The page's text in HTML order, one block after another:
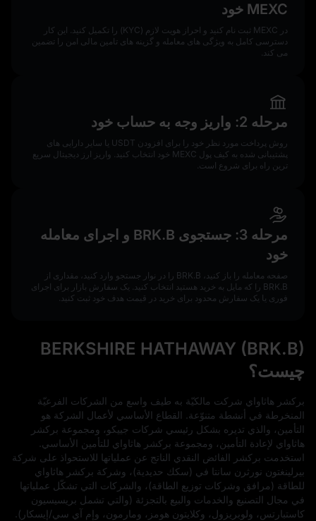
MEXC خود
در MEXC ثبت‌ نام کنید و احراز هویت لازم (KYC) را تکمیل کنید. این کار
دسترسی کامل به ویژگی‌ های معامله و گزینه‌ های تامین مالی امن را تضمین
می‌ کند.
مرحله 2: واریز وجه به حساب خود
روش پرداخت مورد نظر خود را برای افزودن USDT یا سایر دارایی‌ های
پشتیبانی شده به کیف پول MEXC خود انتخاب کنید. واریز ارز دیجیتال سریع‌
ترین راه برای شروع است.
مرحله 3: جستجوی BRK.B و اجرای معامله
خود
صفحه معامله را باز کنید، BRK.B را در نوار جستجو وارد کنید، مقداری از
BRK.B را که مایل به خرید هستید انتخاب کنید. یک سفارش بازار برای اجرای
فوری یا یک سفارش محدود برای خرید در قیمت هدف خود ثبت کنید.
BERKSHIRE HATHAWAY (BRK.B)
چیست؟
برکشر هاثاواي شركت مالكيّة به طيف واسع من الشركات الفرعيّة
المنخرطة في أنشطة متنوّعة. القطاع الأساسي لأعمال الشركة هو
التأمين، والذي تديره بشكل رئيسي شركات جييكو، ومجموعة بركشر
هاثاواي لإعادة التأمين، ومجموعة بركشر هاثاواي للتأمين الأساسي.
استخدمت بركشر الفائض النقدي الناتج عن عملياتها للاستحواذ على شركة
بيرلينغتون نورثرن سانتا في (سكك حديدية)، وشركة بركشر هاثاواي
للطاقة (مرافق وشركات توزيع الطاقة)، والشركات التي تشكّل عملياتها
في مجال التصنيع والخدمات والبيع بالتجزئة (والتي تشمل بريسيسيون
كاستبارتس، ولوبريزول، وكلايتون هومز، ومارمون، وإم آي سي/إيسكار).